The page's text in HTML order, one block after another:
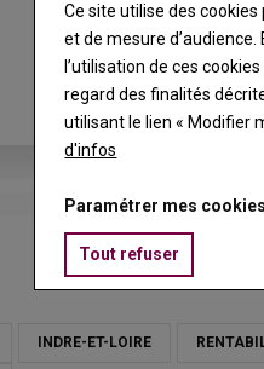
Ludovic Vimond
INDRE-ET-LOIRE
Ce site utilise des
et de mesure
l’utilisation de ces
regard des finalités
utilisant le lien « Modifier
d'infos
Paramétrer mes cookies
Tout refuser